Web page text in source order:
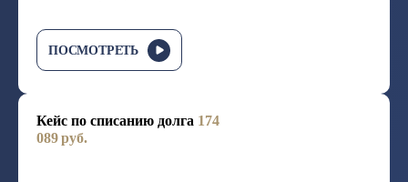
ПОСМОТРЕТЬ
Кейс по списанию долга 174
089 руб.